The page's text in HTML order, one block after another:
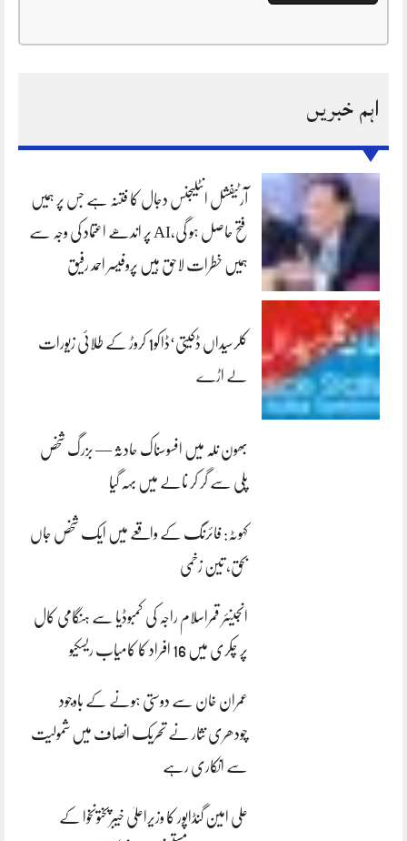
اہم خبریں
آرٹیفشل انٹلیجنس دجال کا فتنہ ہے جس پر ہمیں
فتح حاصل ہو گی،AI پر اندھے اعتماد کی وجہ سے
ہمیں خطرات لاحق ہیں پروفیسر احمد رفیق
کلرسیداں ڈکیتی‘ڈاکو1 کروڑ کے طلائی زیورات
لے اڑے
بھون نلہ میں افسوسناک حادثہ — بزرگ شخص
پلی سے گر کر نالے میں بہہ گیا
کہوٹہ: فائرنگ کے واقعے میں ایک شخص جاں
بحق، تین زخمی
انجینئر قمراسلام راجہ کی کمبوڈیا سے ہنگامی کال
پر چکری میں 16 افراد کا کامیاب ریسکیو
عمران خان سے دوستی ہونے کے باوجود
چودھری نثار نے تحریک انصاف میں شمولیت
سے انکاری رہے
علی امین گنڈاپور کا وزیراعلیٰ خیبرپختونخوا کے